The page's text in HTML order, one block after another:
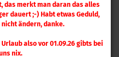
das merkt man daran das alles
dauert ;-) Habt etwas Geduld,
ändern, danke.
also vor 01.09.26 gibts bei
nix.
nach
nach 48 pro Seite
pro Seite
7 8 9 »